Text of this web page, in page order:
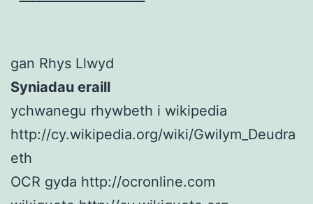
gan Rhys Llwyd
Syniadau eraill
ychwanegu rhywbeth i wikipedia
http://cy.wikipedia.org/wiki/Gwilym_Deudra
eth
OCR gyda http://ocronline.com